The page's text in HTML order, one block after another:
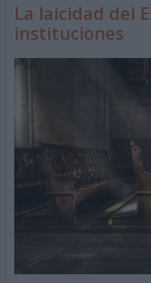
La laicidad del
instituciones